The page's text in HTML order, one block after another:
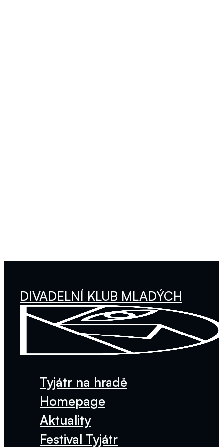
DIVADELNÍ KLUB MLADÝCH
Tyjátr na hradě
Homepage
Aktuality
Festival Tyjátr